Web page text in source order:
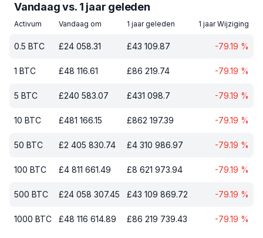
Vandaag vs. 1 jaar geleden
Activum Vandaag om 1 jaar geleden 1 jaar Wijziging
0.5 BTC £24 058.31 £43 109.87 -79.19 %
1 BTC £48 116.61 £86 219.74 -79.19 %
5 BTC £240 583.07 £431 098.7 -79.19 %
10 BTC £481 166.15 £862 197.39 -79.19 %
50 BTC £2 405 830.74 £4 310 986.97 -79.19 %
100 BTC £4 811 661.49 £8 621 973.94 -79.19 %
500 BTC £24 058 307.45 £43 109 869.72 -79.19 %
1000 BTC £48 116 614.89 £86 219 739.43 -79.19 %